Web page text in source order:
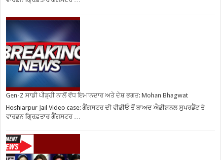
Gen-Z ਸਾਡੀ ਪੀੜ੍ਹੀ ਨਾਲੋਂ ਵੱਧ ਇਮਾਨਦਾਰ ਅਤੇ ਦੇਸ਼ ਭਗਤ: Mohan Bhagwat
Hoshiarpur Jail Video case: ਗੈਂਗਸਟਰ ਦੀ ਵੀਡੀਓ ਤੋਂ ਬਾਅਦ ਐਡੀਸ਼ਨਲ ਸੁਪਰਡੈਂਟ ਤੇ
ਵਾਰਡਨ ਗ੍ਰਿਫ਼ਤਾਰ ਗੈਂਗਸਟਰ …